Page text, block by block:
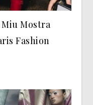
Mostra
Fashion